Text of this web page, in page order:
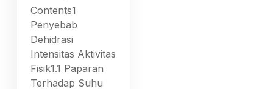
Contents1
Penyebab
Dehidrasi
Intensitas Aktivitas
Fisik1.1 Paparan
Terhadap Suhu